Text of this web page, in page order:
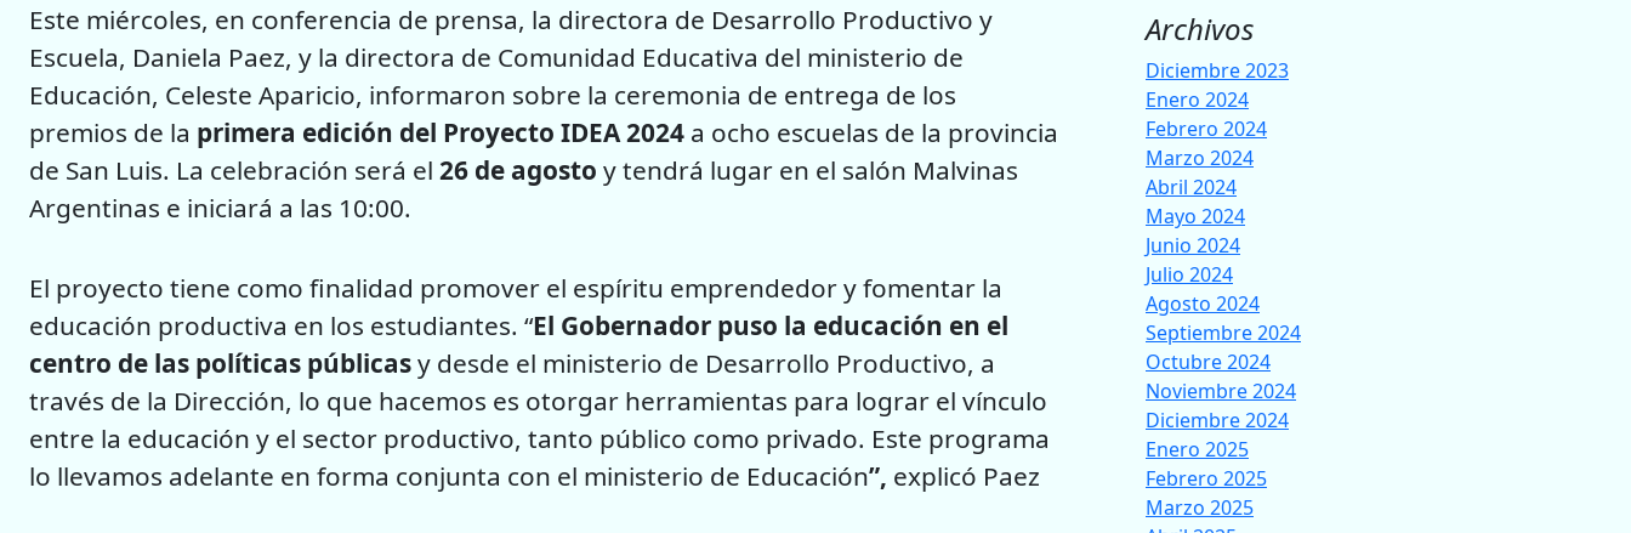
Este miércoles, en conferencia de prensa, la directora de Desarrollo Productivo y
Escuela, Daniela Paez, y la directora de Comunidad Educativa del ministerio de
Educación, Celeste Aparicio, informaron sobre la ceremonia de entrega de los
premios de la primera edición del Proyecto IDEA 2024 a ocho escuelas de la provincia
de San Luis. La celebración será el 26 de agosto y tendrá lugar en el salón Malvinas
Argentinas e iniciará a las 10:00.
El proyecto tiene como finalidad promover el espíritu emprendedor y fomentar la
educación productiva en los estudiantes. “El Gobernador puso la educación en el
centro de las políticas públicasy desde el ministerio de Desarrollo Productivo, a
través de la Dirección, lo que hacemos es otorgar herramientas para lograr el vínculo
entre la educación y el sector productivo, tanto público como privado. Este programa
lo llevamos adelante en forma conjunta con el ministerio de Educación”, explicó Paez
Archivos
Diciembre 2023
Enero 2024
Febrero 2024
Marzo 2024
Abril 2024
Mayo 2024
Junio 2024
Julio 2024
Agosto 2024
Septiembre 2024
Octubre 2024
Noviembre 2024
Diciembre 2024
Enero 2025
Febrero 2025
Marzo 2025